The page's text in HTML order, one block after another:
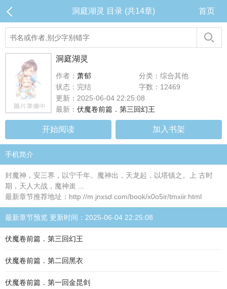
洞庭湖灵 目录 (共14章) 首页
洞庭湖灵
作者： 萧郁
分类：综合其他
状态：完结
字数：12469
更新：2025-06-04 22:25:08
最新： 伏魔卷前篇．第三回幻王
开始阅读 加入书架
手机简介
封魔神，安三界，以宁千年。魔神出，天龙起，以塔镇之。上 古时
期，天人大战，魔神蚩 ...
最新章节推荐地址：http://m.jnxsd.com/book/x0o5ir/tmxiir.html
最新章节预览 更新时间：2025-06-04 22:25:08
伏魔卷前篇．第三回幻王
伏魔卷前篇．第二回黑衣
伏魔卷前篇．第一回金昆剑